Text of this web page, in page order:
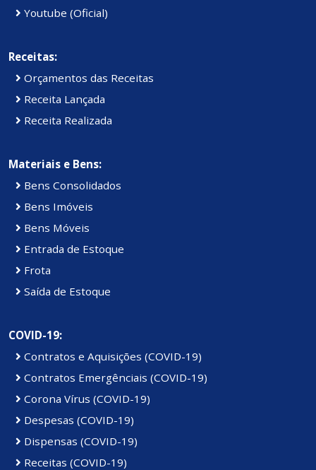
Youtube (Oficial)
Receitas:
Orçamentos das Receitas
Receita Lançada
Receita Realizada
Materiais e Bens:
Bens Consolidados
Bens Imóveis
Bens Móveis
Entrada de Estoque
Frota
Saída de Estoque
COVID-19:
Contratos e Aquisições (COVID-19)
Contratos Emergênciais (COVID-19)
Corona Vírus (COVID-19)
Despesas (COVID-19)
Dispensas (COVID-19)
Receitas (COVID-19)